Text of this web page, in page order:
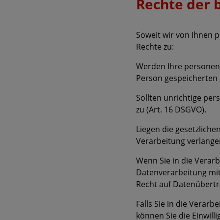
Rechte der
Soweit wir von Ihnen
Rechte zu:
Werden Ihre
Person gespeicherten
Sollten unrichtige
zu (Art. 16 DSGVO).
Liegen die
Verarbeitung
Wenn Sie in die
Datenverarbeitung
Recht auf
Falls Sie in die
können Sie die